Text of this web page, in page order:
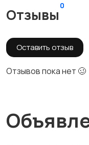
Отзывы
0
Оставить отзыв
Отзывов пока нет 🥴